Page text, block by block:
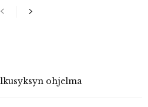
ohjelma